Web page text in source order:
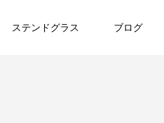
ステンドグラス ブログ